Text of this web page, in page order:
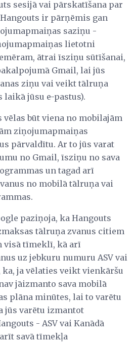
sesijā vai pārskatīšana par
ir pārņēmis gan
saziņu -
lietotni
ātrai īsziņu sūtīšanai,
Gmail, lai jūs
ziņu vai veikt tālruņa
laikā jūsu e-pastus).
vēlas būt viena no mobilajām
ziņojumapmaiņas
pārvaldītu. Ar to jūs varat
no Gmail, īsziņu no sava
un tagad arī
no mobilā tālruņa vai
paziņoja, ka Hangouts
tālruņa zvanus citiem
visā tīmeklī, kā arī
uz jebkuru numuru ASV vai
ka, ja vēlaties veikt vienkāršu
jāizmanto sava mobilā
plāna minūtes, lai to varētu
jūs varētu izmantot
- ASV vai Kanādā
savā tīmekļa